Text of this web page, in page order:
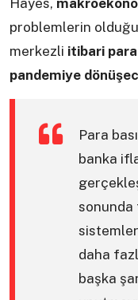
Hayes,
problemlerin
merkezli itibari
pandemiye
Para
banka
sonunda
daha
başka